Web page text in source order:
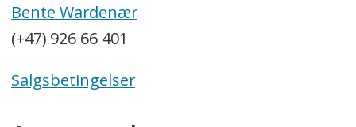
Bente Wardenær
(+47) 926 66 401
Salgsbetingelser